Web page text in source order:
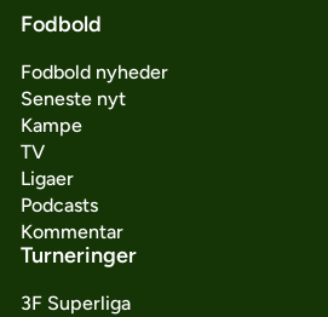
Fodbold
Fodbold nyheder
Seneste nyt
Kampe
TV
Ligaer
Podcasts
Kommentar
Turneringer
3F Superliga